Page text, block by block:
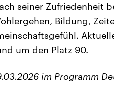
seiner Zufriedenheit
Bildung,
um den Platz 90.
im Programm